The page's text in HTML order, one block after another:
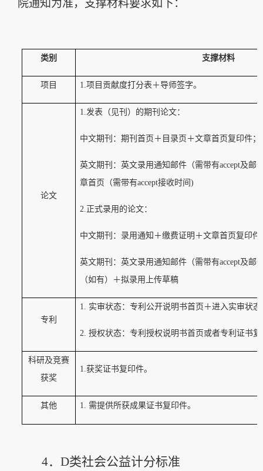
院通知为准，支撑材料要求如下：
类别 支撑材料
项目 1.项目贡献度打分表＋导师签字。
论文
1.发表（见刊）的期刊论文：
中文期刊：期刊首页＋目录页＋文章首页复印件；
英文期刊：英文录用通知邮件（需带有accept及邮
章首页（需带有accept接收时间)
2.正式录用的论文：
中文期刊：录用通知＋缴费证明＋文章首页复印件
英文期刊：英文录用通知邮件（需带有accept及邮
（如有）＋拟录用上传草稿
专利
1. 实审状态：专利公开说明书首页＋进入实审状
2. 授权状态：专利授权说明书首页或者专利证书
科研及竞赛
获奖
1.获奖证书复印件。
其他 1. 需提供所获成果证书复印件。
4． D类社会公益计分标准